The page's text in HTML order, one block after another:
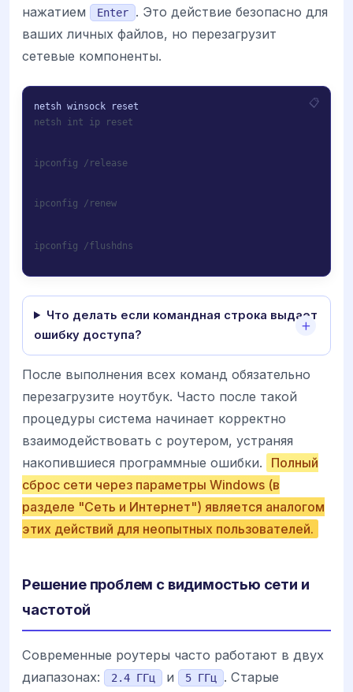
нажатием
Enter
. Это действие безопасно для
ваших личных файлов, но перезагрузит
сетевые компоненты.
netsh int ip reset
ipconfig /release
ipconfig /renew
ipconfig /flushdns
Что делать если командная строка выдает
ошибку доступа?
После выполнения всех команд обязательно
перезагрузите ноутбук. Часто после такой
процедуры система начинает корректно
взаимодействовать с роутером, устраняя
накопившиеся программные ошибки.
Полный
сброс сети через параметры Windows (в
разделе "Сеть и Интернет") является аналогом
этих действий для неопытных пользователей.
Решение проблем с видимостью сети и
частотой
Современные роутеры часто работают в двух
диапазонах:
2.4 ГГц и 5 ГГц
. Старые